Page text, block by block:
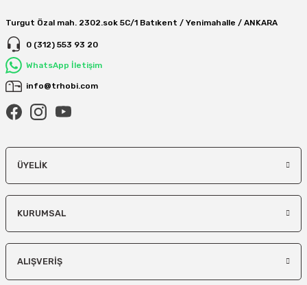
Turgut Özal mah. 2302.sok 5C/1 Batıkent / Yenimahalle / ANKARA
0 (312) 553 93 20
WhatsApp İletişim
info@trhobi.com
ÜYELIK
KURUMSAL
ALIŞVERIŞ